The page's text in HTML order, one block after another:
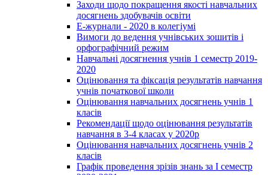
Заходи щодо покращення якості навчальних
досягнень здобувачів освіти
Е-журнали - 2020 в колегіумі
Вимоги до ведення учнівських зошитів і
орфографічний режим
Навчальні досягнення учнів 1 семестр 2019-
2020
Оцінювання та фіксація результатів навчання
учнів початкової школи
Оцінювання навчальних досягнень учнів 1
класів
Рекомендації щодо оцінювання результатів
навчання в 3-4 класах у 2020р
Оцінювання навчальних досягнень учнів 2
класів
Графік проведення зрізів знань за І семестр